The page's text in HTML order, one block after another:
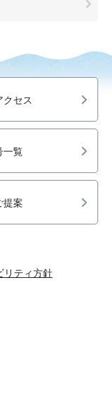
クセス
一覧
提案
リティ方針